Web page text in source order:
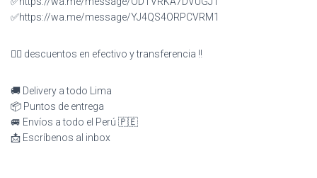
✅https://wa.me/message/YJ4QS4ORPCVRM1
👉🏻 descuentos en efectivo y transferencia ‼️
🚚 Delivery a todo Lima
📦 Puntos de entrega
🚐 Envíos a todo el Perú 🇵🇪
📩 Escríbenos al inbox